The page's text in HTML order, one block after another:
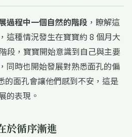
過程中一個自然的階段 ，瞭解這
這種情況發生在寶寶約 8 個月大
段，寶寶開始意識到自己與主要
同時也開始發展對熟悉面孔的偏
的面孔會讓他們感到不安，這是
的表現。
於循序漸進